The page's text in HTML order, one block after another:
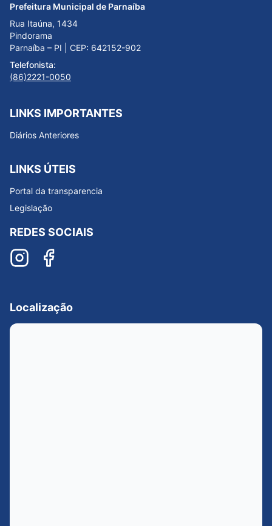
Prefeitura Municipal de Parnaíba
Rua Itaúna, 1434
Pindorama
Parnaíba – PI | CEP: 642152-902
Telefonista:
(86)2221-0050
LINKS IMPORTANTES
Diários Anteriores
LINKS ÚTEIS
Portal da transparencia
Legislação
REDES SOCIAIS
Localização